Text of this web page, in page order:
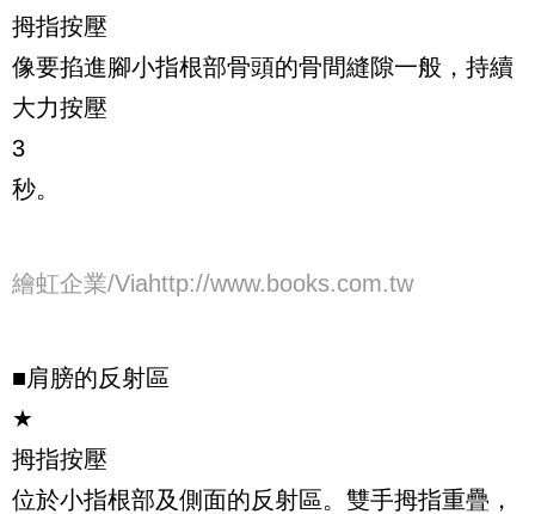
拇指按壓
像要掐進腳小指根部骨頭的骨間縫隙一般，持續
大力按壓
3
秒。
繪虹企業/Viahttp://www.books.com.tw
■肩膀的反射區
★
拇指按壓
位於小指根部及側面的反射區。雙手拇指重疊，